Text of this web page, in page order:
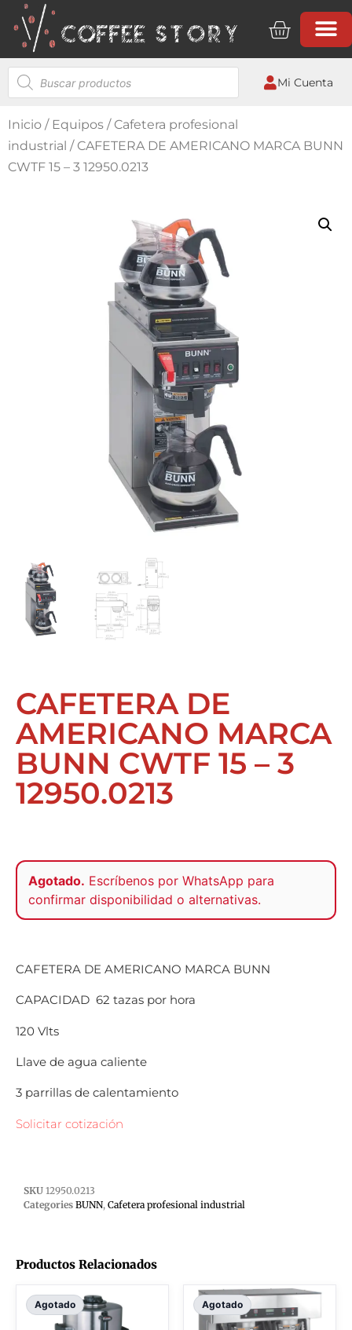
Mi Cuenta
Inicio / Equipos / Cafetera profesional
industrial / CAFETERA DE AMERICANO MARCA BUNN
CWTF 15 – 3 12950.0213
CAFETERA DE
AMERICANO MARCA
BUNN CWTF 15 – 3
12950.0213
Agotado. Escríbenos por WhatsApp para
confirmar disponibilidad o alternativas.
CAFETERA DE AMERICANO MARCA BUNN
CAPACIDAD 62 tazas por hora
120 Vlts
Llave de agua caliente
3 parrillas de calentamiento
Solicitar cotización
SKU 12950.0213
Categories BUNN, Cafetera profesional industrial
Productos Relacionados
Agotado Agotado